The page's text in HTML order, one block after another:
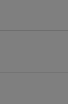
や角度により実物
。